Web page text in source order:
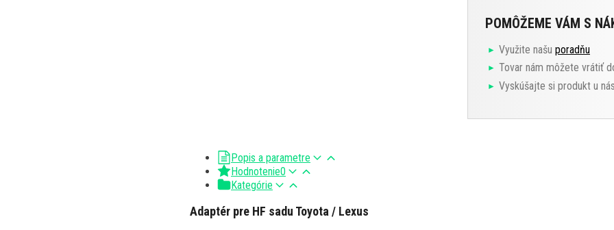
POMÔŽEME VÁM S
Využite našu poradňu
Tovar nám môžete vrátiť
Vyskúšajte si produkt u
Popis a parametre
Hodnotenie0
Kategórie
Adaptér pre HF sadu Toyota / Lexus